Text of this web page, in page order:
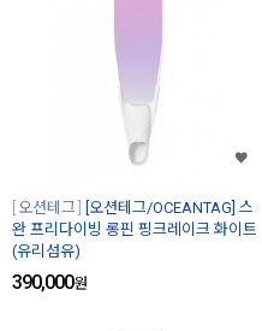
오션테그
[오션테그/OCEANTAG] 스
완 프리다이빙 롱핀 핑크레이크 화이트
(유리섬유)
390,000원